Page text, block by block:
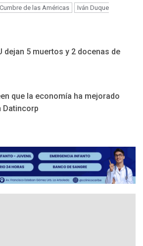
Cumbre de las Américas
Iván Duque
dejan 5 muertos y 2 docenas de
que la economía ha mejorado
Datincorp
ONGs piden a CIDH
monitorear proceso de
POLÍTICA
TITULARES
Hiroshima 81 años de la
debacle atómica. Japón
debate principios no
nucleares